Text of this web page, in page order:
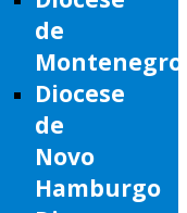
de
Montenegro
Diocese
de
Novo
Hamburgo